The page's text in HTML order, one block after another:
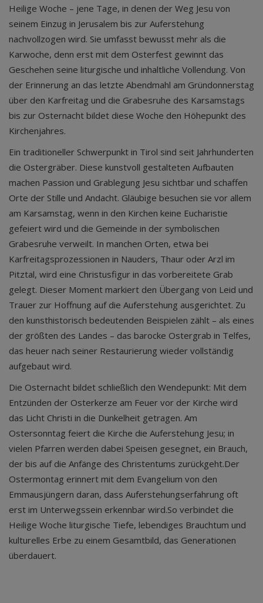
Heilige Woche – jene Tage, in denen der Weg Jesu von
seinem Einzug in Jerusalem bis zur Auferstehung
nachvollzogen wird. Sie umfasst bewusst mehr als die
Karwoche, denn erst mit dem Osterfest gewinnt das
Geschehen seine liturgische und inhaltliche Vollendung. Von
der Erinnerung an das letzte Abendmahl am Gründonnerstag
über den Karfreitag und die Grabesruhe des Karsamstags
bis zur Osternacht bildet diese Woche den Höhepunkt des
Kirchenjahres.
Ein traditioneller Schwerpunkt in Tirol sind seit Jahrhunderten
die Ostergräber. Diese kunstvoll gestalteten Aufbauten
machen Passion und Grablegung Jesu sichtbar und schaffen
Orte der Stille und Andacht. Gläubige besuchen sie vor allem
am Karsamstag, wenn in den Kirchen keine Eucharistie
gefeiert wird und die Gemeinde in der symbolischen
Grabesruhe verweilt. In manchen Orten, etwa bei
Karfreitagsprozessionen in Nauders, Thaur oder Arzl im
Pitztal, wird eine Christusfigur in das vorbereitete Grab
gelegt. Dieser Moment markiert den Übergang von Leid und
Trauer zur Hoffnung auf die Auferstehung ausgerichtet. Zu
den kunsthistorisch bedeutenden Beispielen zählt – als eines
der größten des Landes – das barocke Ostergrab in Telfes,
das heuer nach seiner Restaurierung wieder vollständig
aufgebaut wird.
Die Osternacht bildet schließlich den Wendepunkt: Mit dem
Entzünden der Osterkerze am Feuer vor der Kirche wird
das Licht Christi in die Dunkelheit getragen. Am
Ostersonntag feiert die Kirche die Auferstehung Jesu; in
vielen Pfarren werden dabei Speisen gesegnet, ein Brauch,
der bis auf die Anfänge des Christentums zurückgeht.Der
Ostermontag erinnert mit dem Evangelium von den
Emmausjüngern daran, dass Auferstehungserfahrung oft
erst im Unterwegssein erkennbar wird.So verbindet die
Heilige Woche liturgische Tiefe, lebendiges Brauchtum und
kulturelles Erbe zu einem Gesamtbild, das Generationen
überdauert.